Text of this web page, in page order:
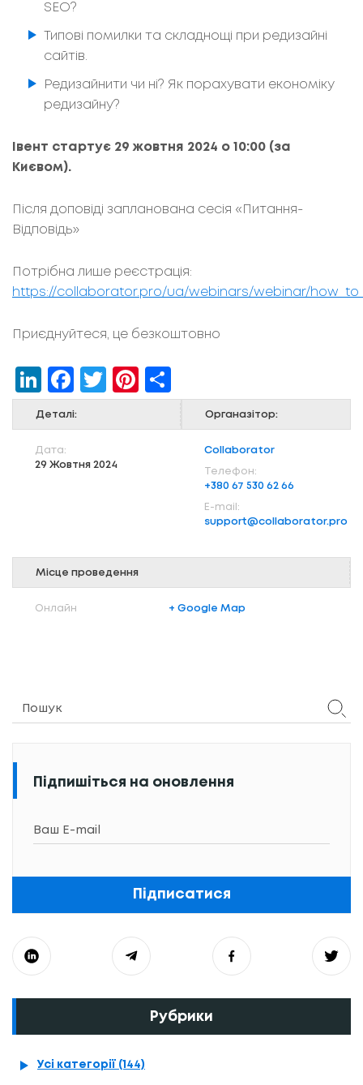
SEO?
Типові помилки та складнощі при редизайні
сайтів.
Редизайнити чи ні? Як порахувати економіку
редизайну?
Івент стартує 29 жовтня 2024 о 10:00 (за
Києвом).
Після доповіді запланована сесія «Питання-
Відповідь»
Потрібна лише реєстрація:
https://collaborator.pro/ua/webinars/webinar/
Приєднуйтеся, це безкоштовно
LinkedIn
Facebook
TwitterPinterest
Деталі:
Дата:
29 Жовтня 2024
Органазітор:
Collaborator
Телефон:
+380 67 530 62 66
Е-mail:
support@collaborator.pro
Місце проведення
Онлайн + Google Map
Підпишіться на оновлення
Підписатися
Рубрики
Усі категорії (144)